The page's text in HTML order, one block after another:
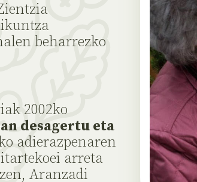
beharrezko
2002ko
desagertu eta
adierazpenaren
arreta
Aranzadi